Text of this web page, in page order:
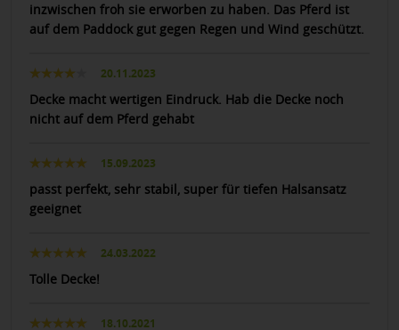
inzwischen froh sie erworben zu haben. Das Pferd ist
auf dem Paddock gut gegen Regen und Wind geschützt.
20.11.2023
Decke macht wertigen Eindruck. Hab die Decke noch
nicht auf dem Pferd gehabt
15.09.2023
passt perfekt, sehr stabil, super für tiefen Halsansatz
geeignet
24.03.2022
Tolle Decke!
18.10.2021